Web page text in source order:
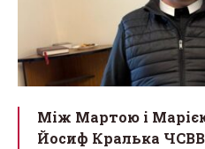
Між Мартою і
Йосиф Кралька